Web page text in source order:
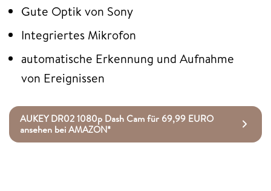
Gute Optik von Sony
Integriertes Mikrofon
automatische Erkennung und Aufnahme
von Ereignissen
AUKEY DR02 1080p Dash Cam für 69,99 EURO
ansehen bei AMAZON*